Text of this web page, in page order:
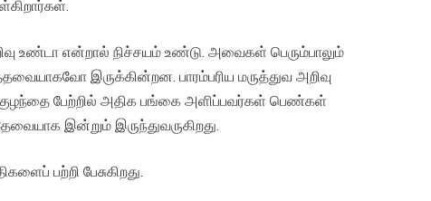
என்றால் நிச்சயம் உண்டு. அவைகள் பெரும்பாலும்
இருக்கின்றன. பாரம்பரிய மருத்துவ அறிவு
பேற்றில் அதிக பங்கை அளிப்பவர்கள் பெண்கள்
இன்றும் இருந்துவருகிறது.
பற்றி பேசுகிறது.